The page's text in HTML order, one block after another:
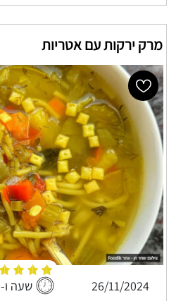
מרק ירקות עם אטריות
26/11/2024 שעה ו-20 דקות